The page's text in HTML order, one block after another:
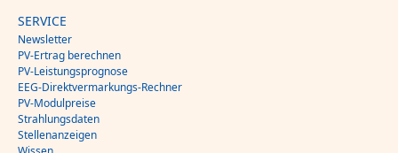
SERVICE
Newsletter
PV-Ertrag berechnen
PV-Leistungsprognose
EEG-Direktvermarkungs-Rechner
PV-Modulpreise
Strahlungsdaten
Stellenanzeigen